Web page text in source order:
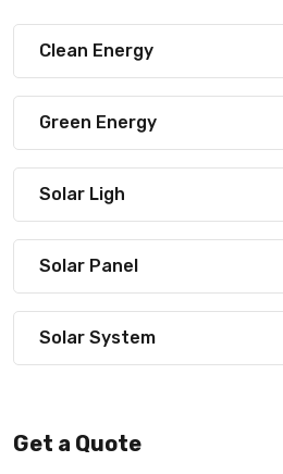
Clean Energy
Green Energy
Solar Ligh
Solar Panel
Solar System
Get a Quote